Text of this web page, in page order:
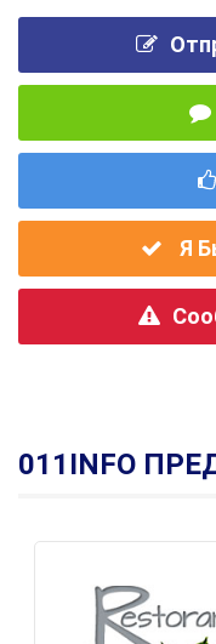
Я
011INFO